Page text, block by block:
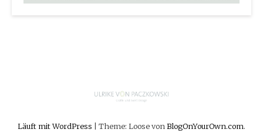
Läuft mit WordPress Theme: Loose von BlogOnYourOwn.com.